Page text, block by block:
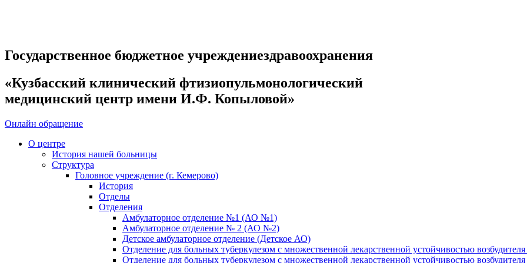
Государственное бюджетное учреждениездравоохранения
«Кузбасский клинический фтизиопульмонологический
медицинский центр имени И.Ф. Копыловой»
Онлайн обращение
О центре
История нашей больницы
Структура
Головное учреждение (г. Кемерово)
История
Отделы
Отделения
Амбулаторное отделение №1 (АО №1)
Амбулаторное отделение № 2 (АО №2)
Детское амбулаторное отделение (Детское АО)
Отделение для больных туберкулезом с множественной лекарственной устойчивостью
Отделение для больных туберкулезом с множественной лекарственной устойчивостью